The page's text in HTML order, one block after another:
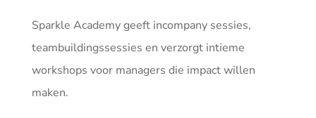
Sparkle Academy geeft incompany sessies,
teambuildingssessies en verzorgt intieme
workshops voor managers die impact willen
maken.